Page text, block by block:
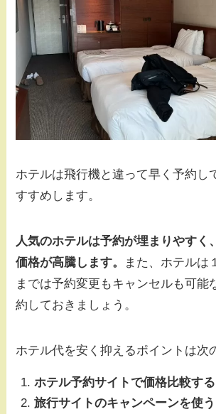
ホテルは飛行機と違って早く予約し
すすめします。
人気のホテルは予約が埋まりやすく
価格が高騰します。
また、ホテルは
までは予約変更もキャンセルも可能
約しておきましょう。
ホテル代を安く抑えるポイントは次
ホテル予約サイトで価格比較する
旅行サイトのキャンペーンを使う